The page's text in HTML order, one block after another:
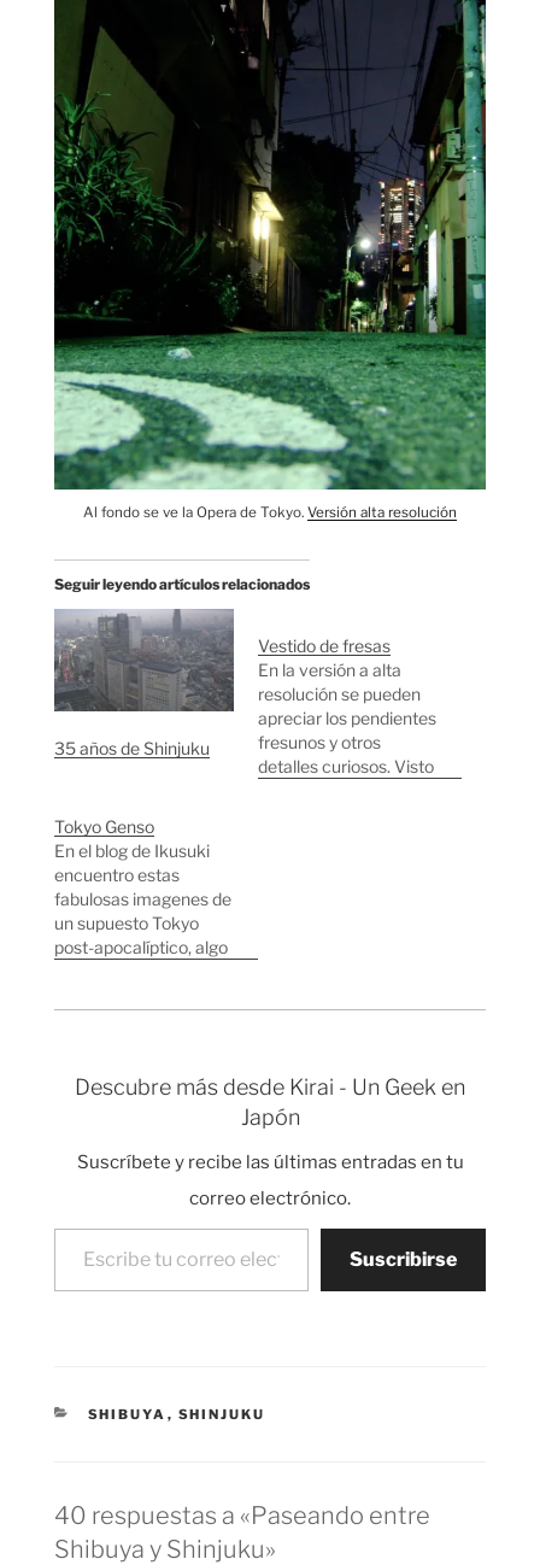
Al fondo se ve la Opera de Tokyo. Versión alta resolución
Seguir leyendo artículos relacionados
35 años de Shinjuku
Vestido de fresas
En la versión a alta
resolución se pueden
apreciar los pendientes
fresunos y otros
detalles curiosos. Visto
Tokyo Genso
En el blog de Ikusuki
encuentro estas
fabulosas imagenes de
un supuesto Tokyo
post-apocalíptico, algo
tienda de
que hace unos meses
Sakuraya, una de…
Descubre más desde Kirai - Un Geek en
Japón
Suscríbete y recibe las últimas entradas en tu
correo electrónico.
Escribe tu correo electrónico…
Suscribirse
CATEGORÍAS
SHIBUYA , SHINJUKU
40 respuestas a «Paseando entre
Shibuya y Shinjuku»